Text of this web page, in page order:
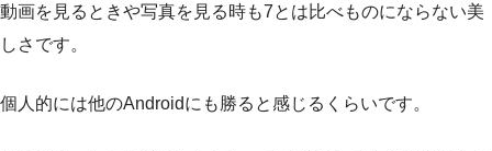
動画を見るときや写真を見る時も7とは比べものにならない美
しさです。
個人的には他のAndroidにも勝ると感じるくらいです。